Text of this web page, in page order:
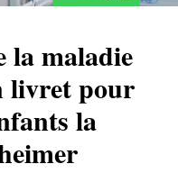
maladie
livret pour
la